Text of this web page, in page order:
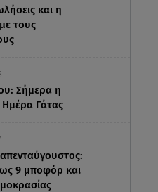
και η
τους
Σήμερα η
Γάτας
9 μποφόρ και